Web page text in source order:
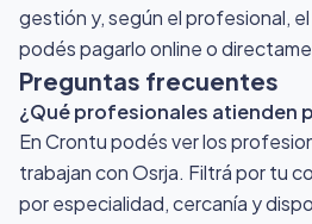
gestión y, según el profesional,
podés pagarlo online o
Preguntas frecuentes
¿Qué profesionales atienden
En Crontu podés ver los
trabajan con Osrja. Filtrá por tu
por especialidad, cercanía y